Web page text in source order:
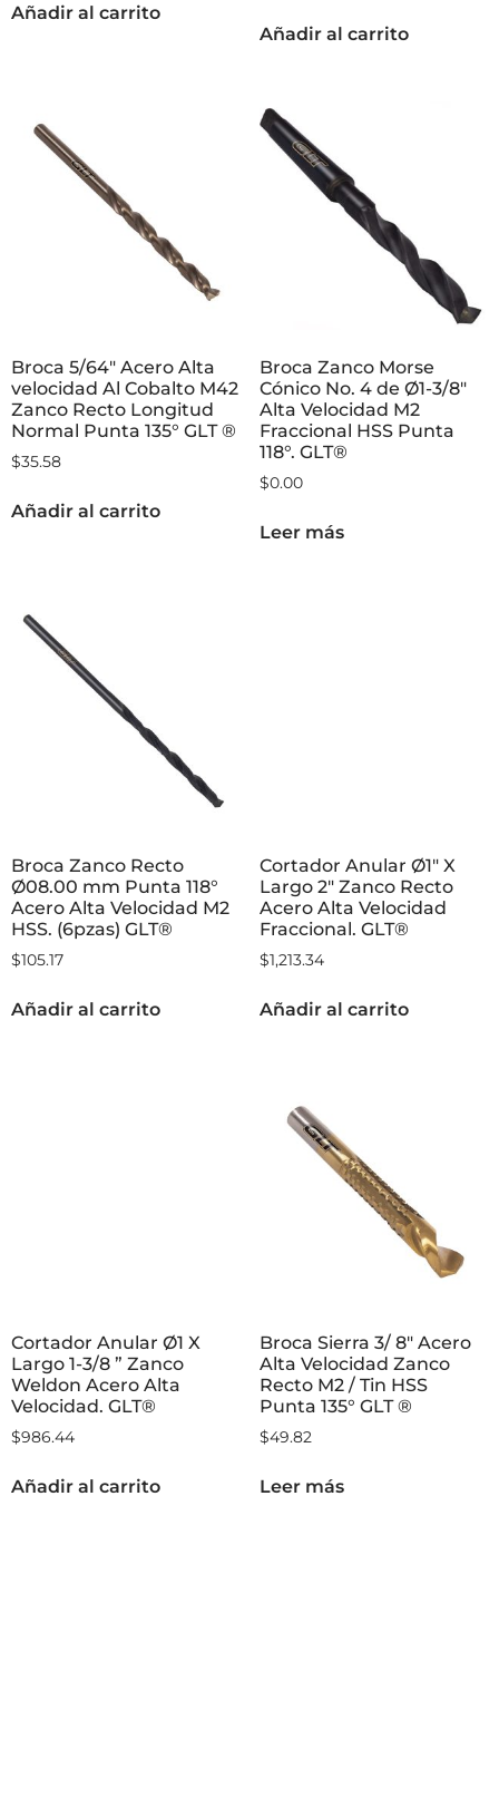
Añadir al carrito
Añadir al carrito
Broca 5/64″ Acero Alta
velocidad Al Cobalto M42
Zanco Recto Longitud
Normal Punta 135° GLT ®
$35.58
Añadir al carrito
Broca Zanco Morse
Cónico No. 4 de Ø1-3/8″
Alta Velocidad M2
Fraccional HSS Punta
118°. GLT®
$0.00
Leer más
Broca Zanco Recto
Ø08.00 mm Punta 118°
Acero Alta Velocidad M2
HSS. (6pzas) GLT®
$105.17
Añadir al carrito
Cortador Anular Ø1″ X
Largo 2″ Zanco Recto
Acero Alta Velocidad
Fraccional. GLT®
$1,213.34
Añadir al carrito
Cortador Anular Ø1 X
Largo 1-3/8 ” Zanco
Weldon Acero Alta
Velocidad. GLT®
$986.44
Añadir al carrito
Broca Sierra 3/ 8″ Acero
Alta Velocidad Zanco
Recto M2 / Tin HSS
Punta 135° GLT ®
$49.82
Leer más